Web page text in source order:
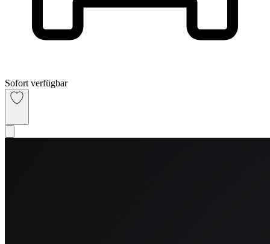
Sofort verfügbar